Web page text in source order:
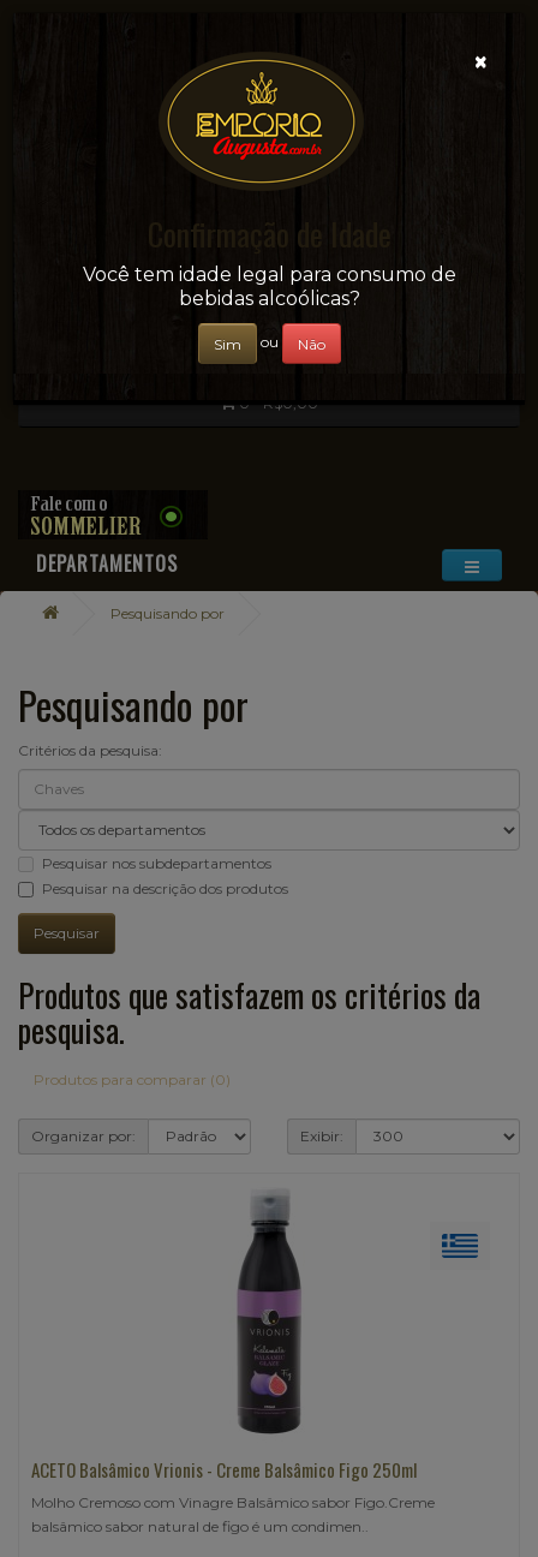
Sua conveniência e adega on-line!
0 - R$0,00
DEPARTAMENTOS
Pesquisando por
Pesquisando por
Critérios da pesquisa:
Pesquisar nos subdepartamentos
Pesquisar na descrição dos produtos
Produtos que satisfazem os critérios da
pesquisa.
Produtos para comparar (0)
Organizar por: Exibir:
ACETO Balsâmico Vrionis - Creme Balsâmico Figo 250ml
Molho Cremoso com Vinagre Balsâmico sabor Figo.Creme
balsâmico sabor natural de figo é um condimen..
×
Confirmação de Idade
Você tem idade legal para consumo de
bebidas alcoólicas?
Sim ou Não